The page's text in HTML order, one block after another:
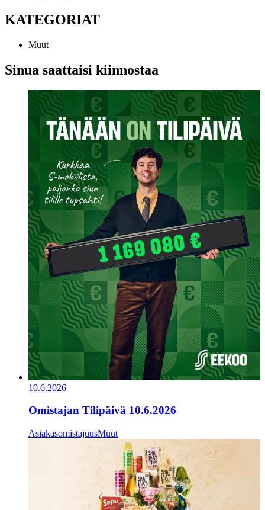
KATEGORIAT
Muut
Sinua saattaisi kiinnostaa
10.6.2026
Omistajan Tilipäivä 10.6.2026
AsiakasomistajuusMuut